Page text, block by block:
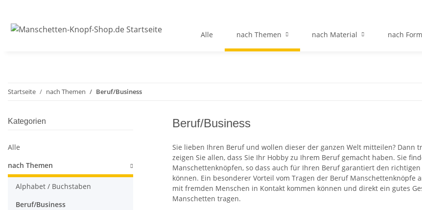
Alle nach Themen nach Material nach Form
Startseite nach Themen Beruf/Business
Beruf/Business
Sie lieben Ihren Beruf und wollen dieser der ganzen Welt mitteilen?
zeigen Sie allen, dass Sie Ihr Hobby zu Ihrem Beruf gemacht haben. Sie
Manschettenknöpfen, so dass auch für Ihren Beruf garantiert den
können. Ein besonderer Vorteil vom Tragen der Beruf
mit fremden Menschen in Kontakt kommen können und direkt ein gutes
Manschetten tragen.
Kategorien
Alle
nach Themen
Alphabet / Buchstaben
Beruf/Business